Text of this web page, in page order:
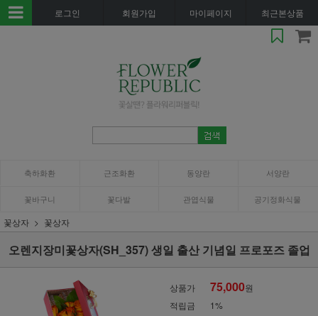
로그인 회원가입 마이페이지 최근본상품
축하화환 근조화환 동양란 서양란
꽃바구니 꽃다발 관엽식물 공기정화식물
꽃상자 꽃상자
오렌지장미꽃상자(SH_357) 생일 출산 기념일 프로포즈 졸업
상품가 75,000원
적립금
1%